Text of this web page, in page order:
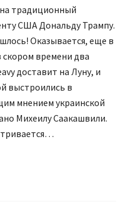
традиционный
США Дональду Трампу.
Оказывается, еще в
скором времени два
доставит на Луну, и
выстроились в
мнением украинской
Михеилу Саакашвили.